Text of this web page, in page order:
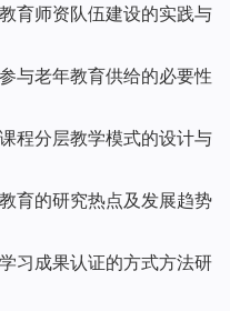
育师资队伍建设的实践与
与老年教育供给的必要性
程分层教学模式的设计与
育的研究热点及发展趋势
习成果认证的方式方法研